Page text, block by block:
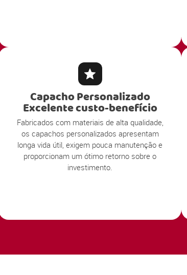
Capacho Personalizado
Excelente custo-benefício
Fabricados com materiais de alta qualidade,
os capachos personalizados apresentam
longa vida útil, exigem pouca manutenção e
proporcionam um ótimo retorno sobre o
investimento.